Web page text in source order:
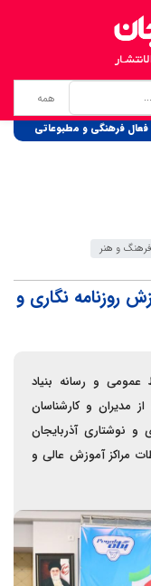
فعال فرهنگی و مطبوعاتی
فرهنگ و هنر
روزنامه نگاری و
و رسانه بنیاد
مدیران و کارشناسان
و نوشتاری آذربایجان
علوم ارتباطات مراکز آموزش عالی و